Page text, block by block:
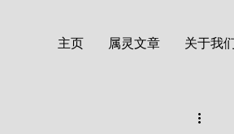
主页 属灵文章 关于我